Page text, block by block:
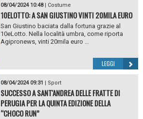
08/04/2024 10:48| Costume
10ELOTTO: A SAN GIUSTINO VINTI 20MILA EURO
San Giustino baciata dalla fortuna grazie al
10eLotto. Nella località umbra, come riporta
Agipronews, vinti 20mila euro ...
LEGGI
08/04/2024 09:31 | Sport
SUCCESSO A SANT'ANDREA DELLE FRATTE DI
PERUGIA PER LA QUINTA EDIZIONE DELLA
“CHOCO RUN”